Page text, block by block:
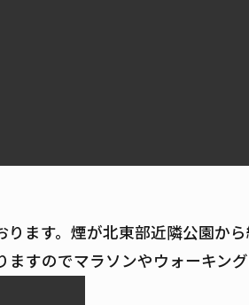
ります。煙が北東部近隣公園か
ますのでマラソンやウォーキング